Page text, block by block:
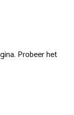
Probeer het